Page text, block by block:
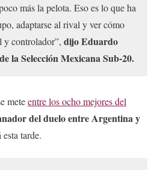
más la pelota. Eso es lo que ha
adaptarse al rival y ver cómo
y controlador”, dijo Eduardo
la Selección Mexicana Sub-20.
meteentre los ocho mejores del
del duelo entre Argentina y
tarde.